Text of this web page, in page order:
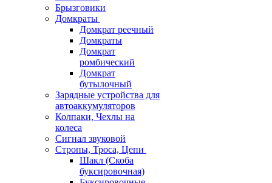
Брызговики
Домкраты
Домкрат реечный
Домкраты
Домкрат
ромбический
Домкрат
бутылочный
Зарядные устройства для
автоаккумуляторов
Колпаки, Чехлы на
колеса
Сигнал звуковой
Стропы, Троса, Цепи
Шакл (Скоба
буксировочная)